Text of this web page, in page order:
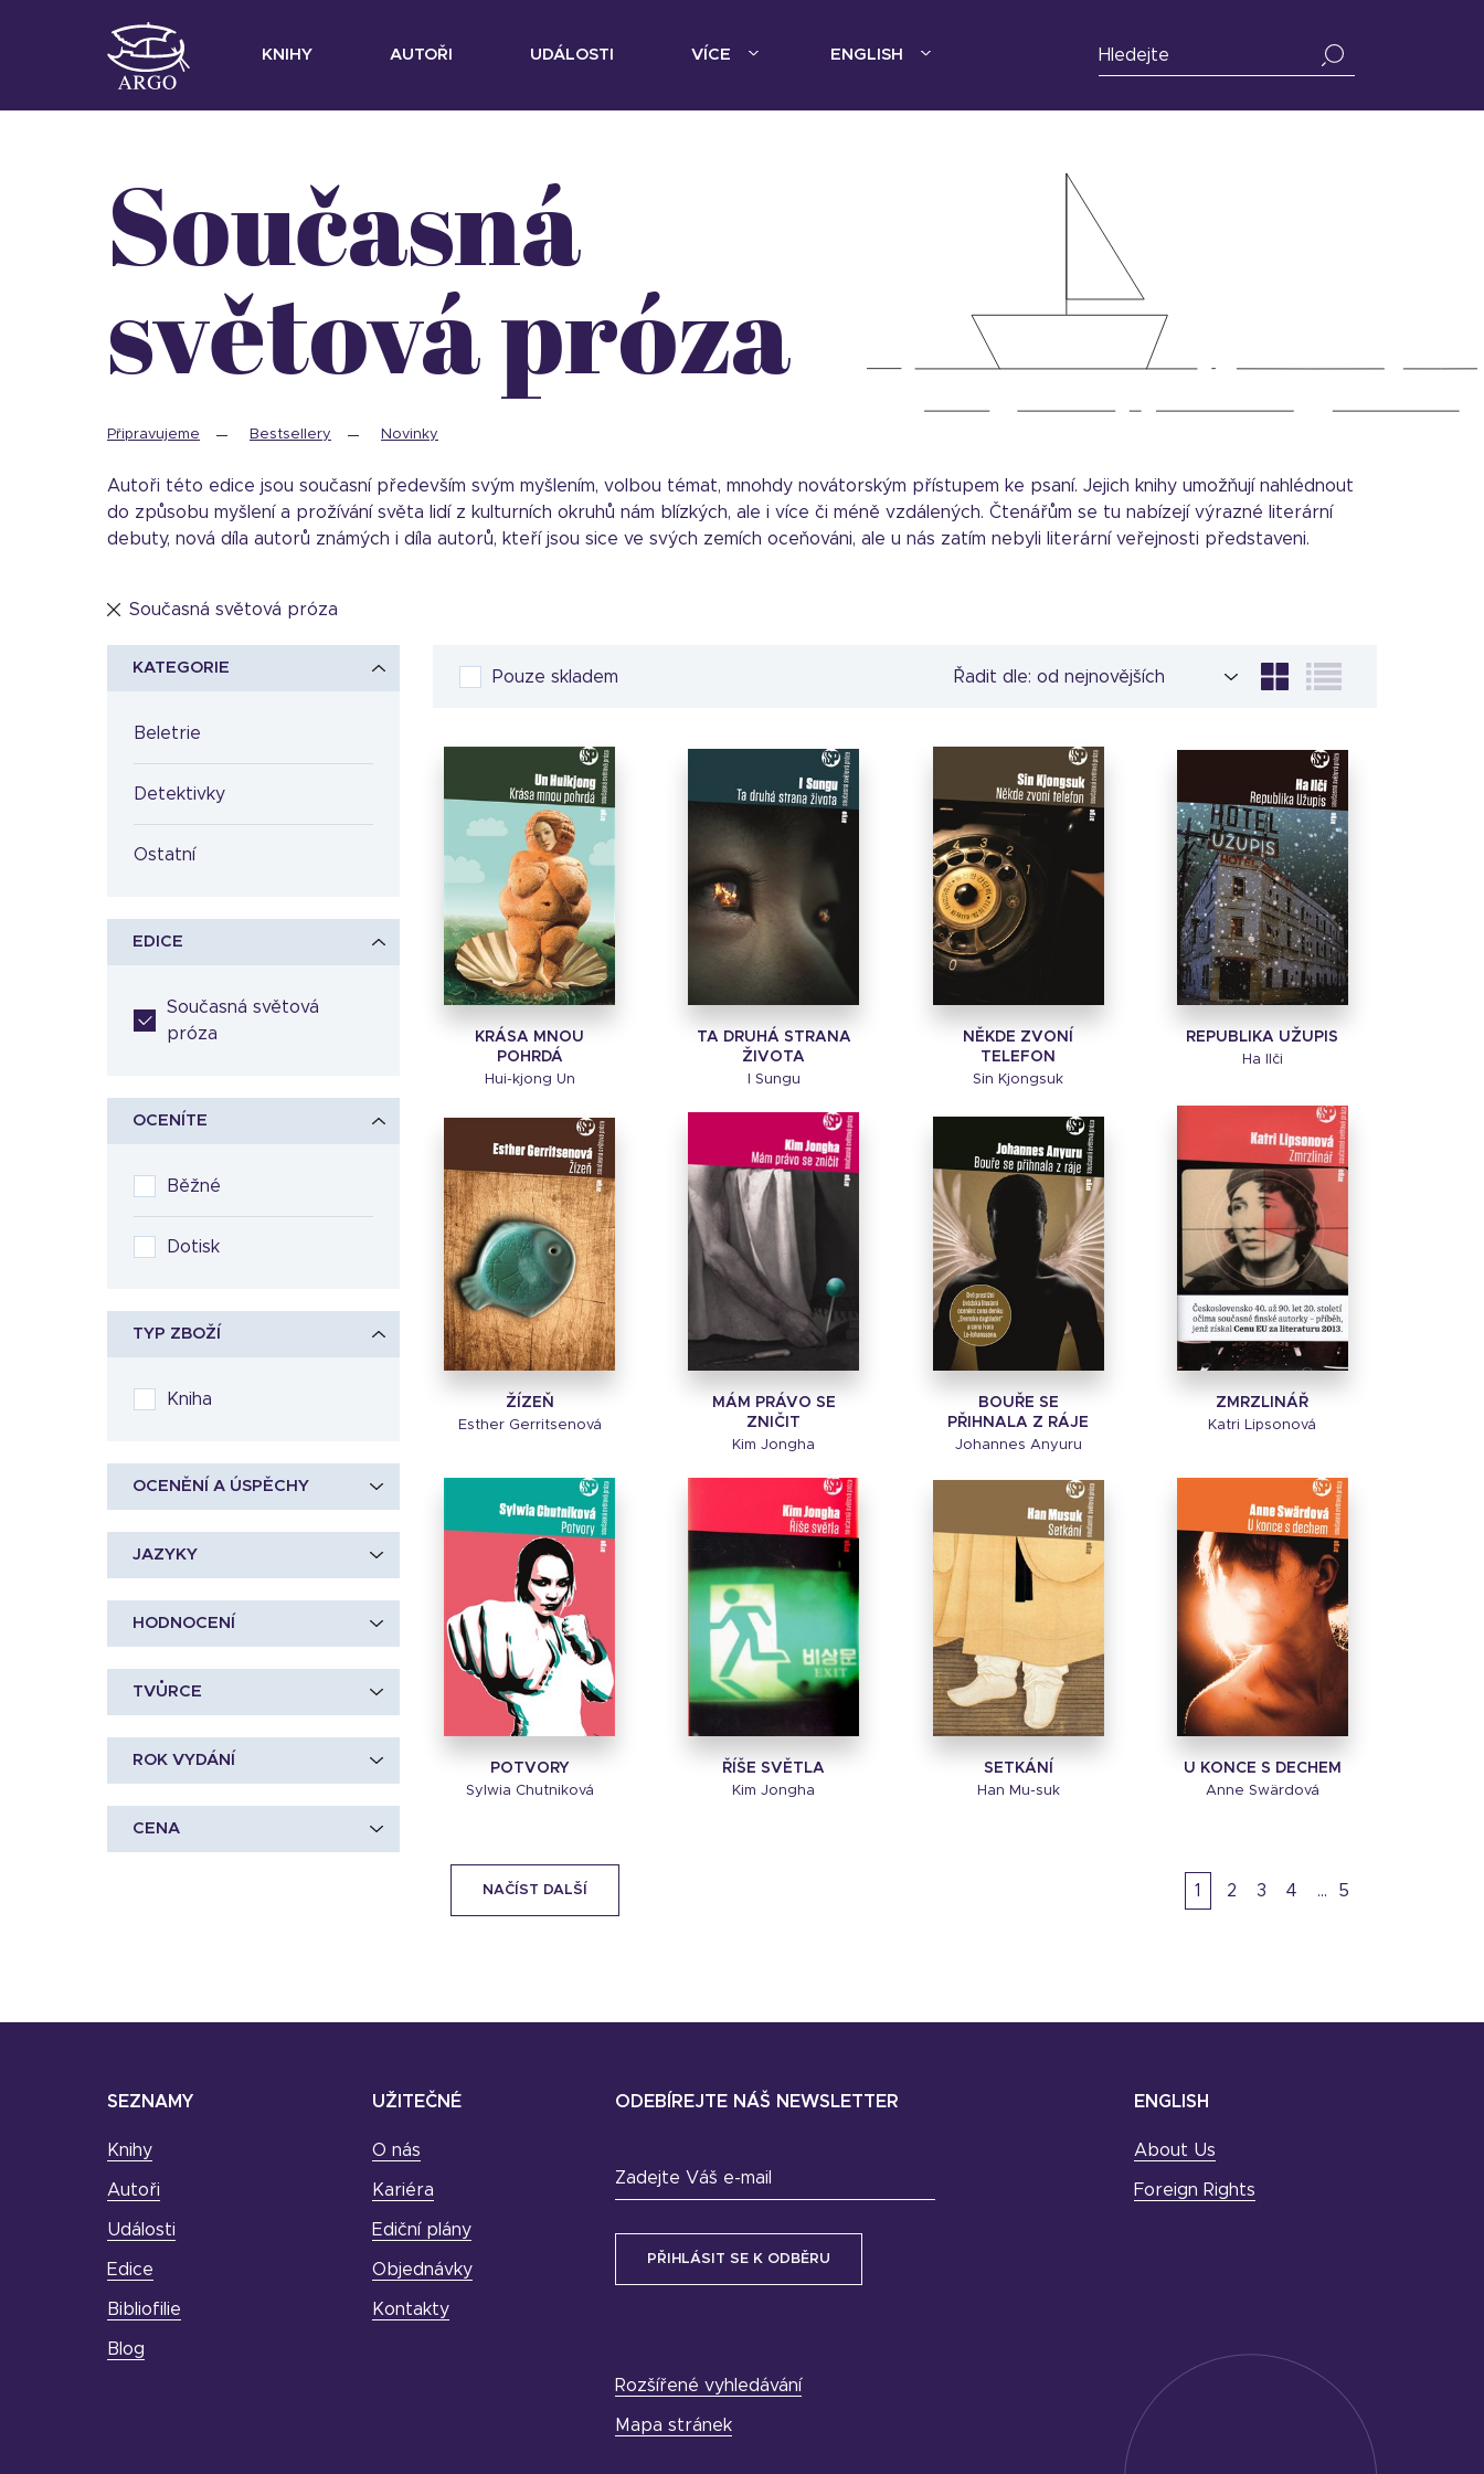
KNIHY AUTOŘI UDÁLOSTI VÍCE ENGLISH
Současná
světová próza
Připravujeme Bestsellery Novinky
Autoři této edice jsou současní především svým myšlením, volbou témat, mnohdy novátorským přístupem ke psaní. Jejich knihy umožňují nahlédnout
do způsobu myšlení a prožívání světa lidí z kulturních okruhů nám blízkých, ale i více či méně vzdálených. Čtenářům se tu nabízejí výrazné literární
debuty, nová díla autorů známých i díla autorů, kteří jsou sice ve svých zemích oceňováni, ale u nás zatím nebyli literární veřejnosti představeni.
Současná světová próza
KATEGORIE
Beletrie
Detektivky
Ostatní
EDICE
Současná světová
próza
OCENÍTE
Běžné
Dotisk
TYP ZBOŽÍ
Kniha
OCENĚNÍ A ÚSPĚCHY
JAZYKY
HODNOCENÍ
TVŮRCE
ROK VYDÁNÍ
CENA
Pouze skladem Řadit dle:
KRÁSA MNOU
POHRDÁ
Hui-kjong Un
TA DRUHÁ STRANA
ŽIVOTA
I Sungu
NĚKDE ZVONÍ
TELEFON
Sin Kjongsuk
REPUBLIKA UŽUPIS
Ha Ilči
ŽÍZEŇ
Esther Gerritsenová
MÁM PRÁVO SE
ZNIČIT
Kim Jongha
BOUŘE SE
PŘIHNALA Z RÁJE
Johannes Anyuru
ZMRZLINÁŘ
Katri Lipsonová
POTVORY
Sylwia Chutniková
ŘÍŠE SVĚTLA
Kim Jongha
SETKÁNÍ
Han Mu-suk
U KONCE S DECHEM
Anne Swärdová
NAČÍST DALŠÍ 1 2 3 4 5
SEZNAMY
Knihy
Autoři
Události
Edice
Bibliofilie
Blog
UŽITEČNÉ
O nás
Kariéra
Ediční plány
Objednávky
Kontakty
ODEBÍREJTE NÁŠ NEWSLETTER
Zadejte Váš e-mail
Rozšířené vyhledávání
Mapa stránek
ENGLISH
About Us
Foreign Rights